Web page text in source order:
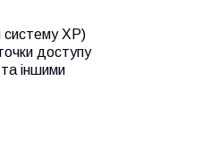
систему XP)
доступу
іншими